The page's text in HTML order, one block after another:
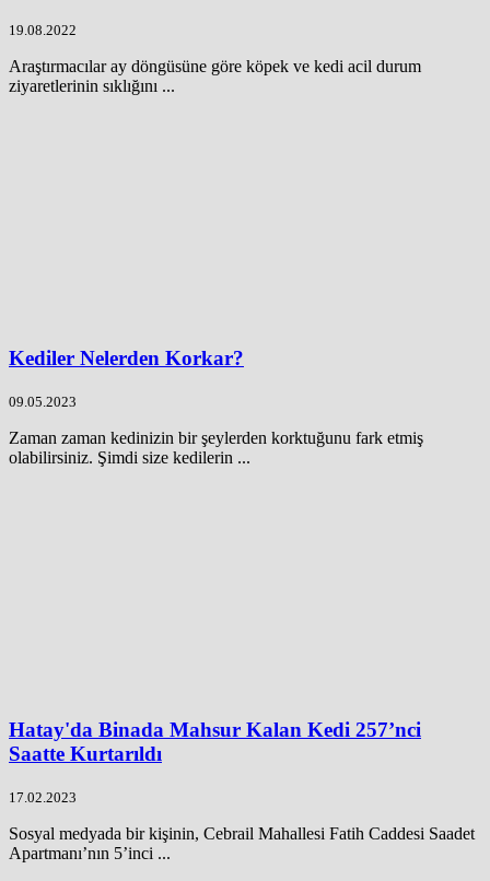
19.08.2022
Araştırmacılar ay döngüsüne göre köpek ve kedi acil durum
ziyaretlerinin sıklığını ...
Kediler Nelerden Korkar?
09.05.2023
Zaman zaman kedinizin bir şeylerden korktuğunu fark etmiş
olabilirsiniz. Şimdi size kedilerin ...
Hatay'da Binada Mahsur Kalan Kedi 257’nci
Saatte Kurtarıldı
17.02.2023
Sosyal medyada bir kişinin, Cebrail Mahallesi Fatih Caddesi Saadet
Apartmanı’nın 5’inci ...